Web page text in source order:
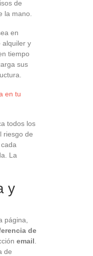
de
la mano.
en
alquiler y
tiempo
sus
en tu
todos los
riesgo de
La
y
página,
de
email
de